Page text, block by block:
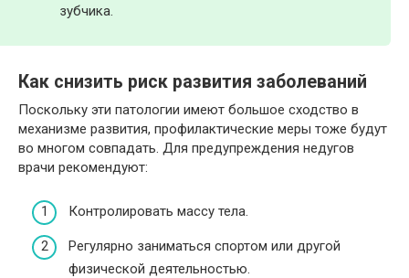
зубчика.
Как снизить риск развития заболеваний
Поскольку эти патологии имеют большое сходство в
механизме развития, профилактические меры тоже будут
во многом совпадать. Для предупреждения недугов
врачи рекомендуют:
Контролировать массу тела.
Регулярно заниматься спортом или другой
физической деятельностью.